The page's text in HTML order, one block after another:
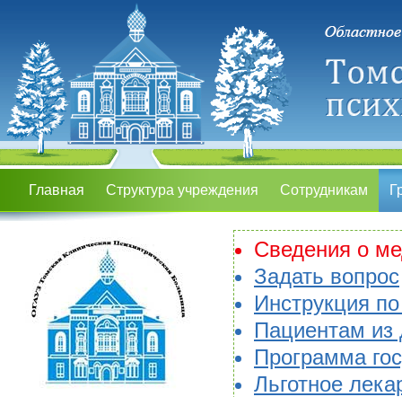
Главная Структура учреждения Сотрудникам
Сведения о
Задать вопрос
Инструкция
Пациентам из
Программа
Льготное